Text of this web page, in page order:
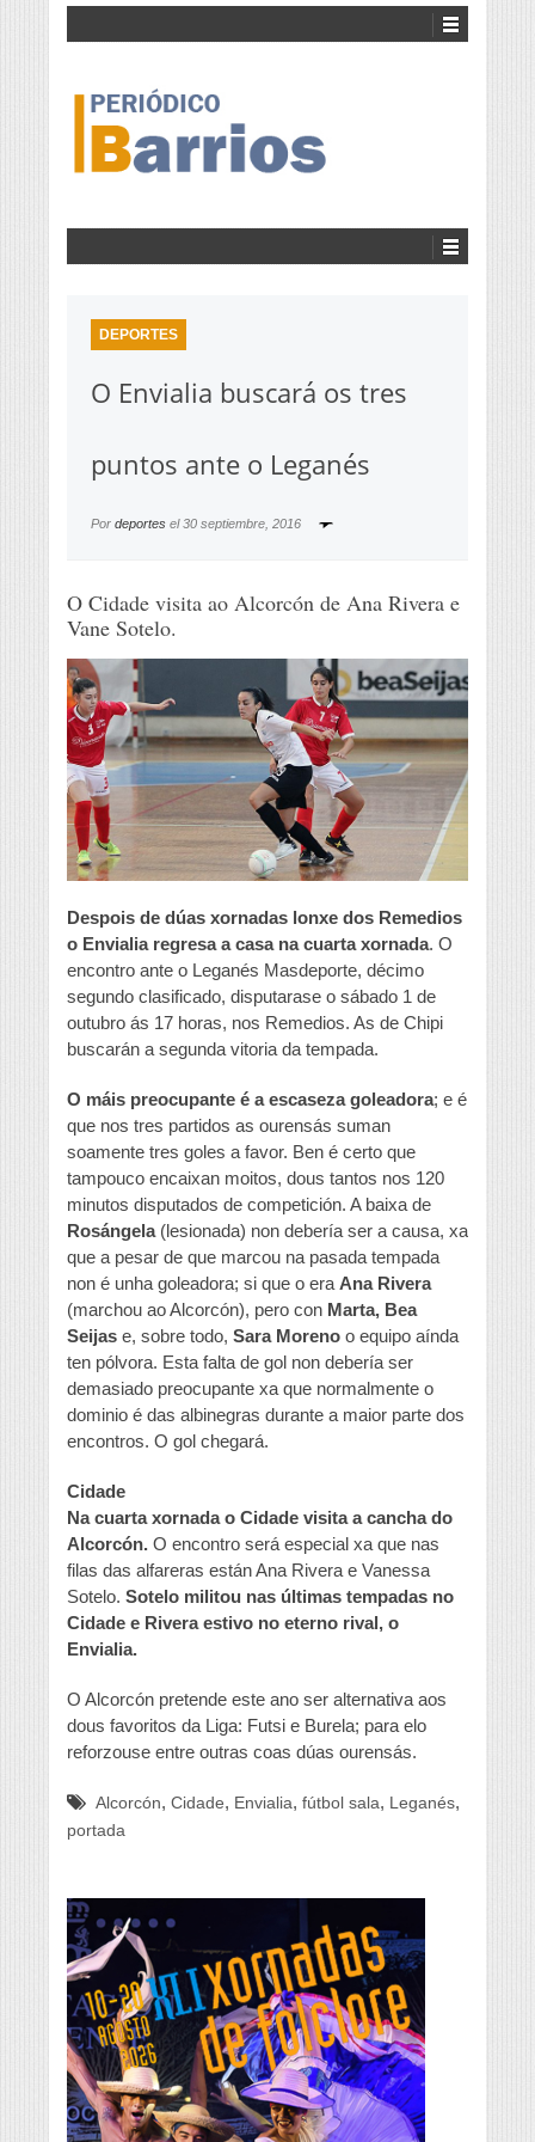
DEPORTES
O Envialia buscará os tres
puntos ante o Leganés
Por deportes el30 septiembre, 2016
O Cidade visita ao Alcorcón de Ana Rivera e
Vane Sotelo.
Despois de dúas xornadas lonxe dos Remedios
o Envialia regresa a casa na cuarta xornada. O
encontro ante o Leganés Masdeporte, décimo
segundo clasificado, disputarase o sábado 1 de
outubro ás 17 horas, nos Remedios. As de Chipi
buscarán a segunda vitoria da tempada.
O máis preocupante é a escaseza goleadora; e é
que nos tres partidos as ourensás suman
soamente tres goles a favor. Ben é certo que
tampouco encaixan moitos, dous tantos nos 120
minutos disputados de competición. A baixa de
Rosángela(lesionada) non debería ser a causa, xa
que a pesar de que marcou na pasada tempada
non é unha goleadora; si que o era Ana Rivera
(marchou ao Alcorcón), pero con Marta, Bea
Seijas e, sobre todo, Sara Moreno o equipo aínda
ten pólvora. Esta falta de gol non debería ser
demasiado preocupante xa que normalmente o
dominio é das albinegras durante a maior parte dos
encontros. O gol chegará.
Cidade
Na cuarta xornada o Cidade visita a cancha do
Alcorcón. O encontro será especial xa que nas
filas das alfareras están Ana Rivera e Vanessa
Sotelo. Sotelo militou nas últimas tempadas no
Cidade e Rivera estivo no eterno rival, o
Envialia.
O Alcorcón pretende este ano ser alternativa aos
dous favoritos da Liga: Futsi e Burela; para elo
reforzouse entre outras coas dúas ourensás.
Alcorcón, Cidade, Envialia, fútbol sala, Leganés,
portada